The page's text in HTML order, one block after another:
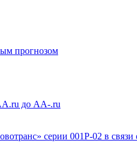
прогнозом
до AA-.ru
серии 001Р-02 в связи